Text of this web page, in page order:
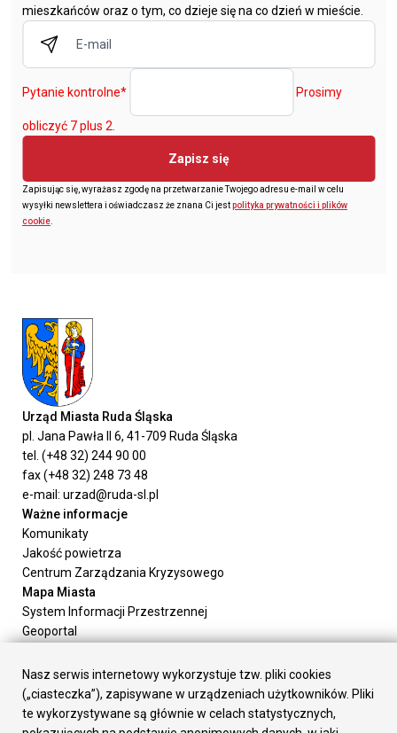
mieszkańców oraz o tym, co dzieje się na co dzień w mieście.
Pytanie kontrolne* Prosimy
obliczyć 7 plus 2.
Zapisz się
Zapisując się, wyrażasz zgodę na przetwarzanie Twojego adresu e-mail w celu
wysyłki newslettera i oświadczasz że znana Ci jestpolityka prywatności i plików
cookie.
Urząd Miasta Ruda Śląska
pl. Jana Pawła II 6, 41-709 Ruda Śląska
tel. (+48 32) 244 90 00
fax (+48 32) 248 73 48
e-mail: urzad@ruda-sl.pl
Ważne informacje
Komunikaty
Jakość powietrza
Centrum Zarządzania Kryzysowego
Mapa Miasta
System Informacji Przestrzennej
Geoportal
Załatw sprawę
Prezydent Miasta
Rada Miasta
Wydziały
Nasz serwis internetowy wykorzystuje tzw. pliki cookies
(„ciasteczka”), zapisywane w urządzeniach użytkowników. Pliki
te wykorzystywane są głównie w celach statystycznych,